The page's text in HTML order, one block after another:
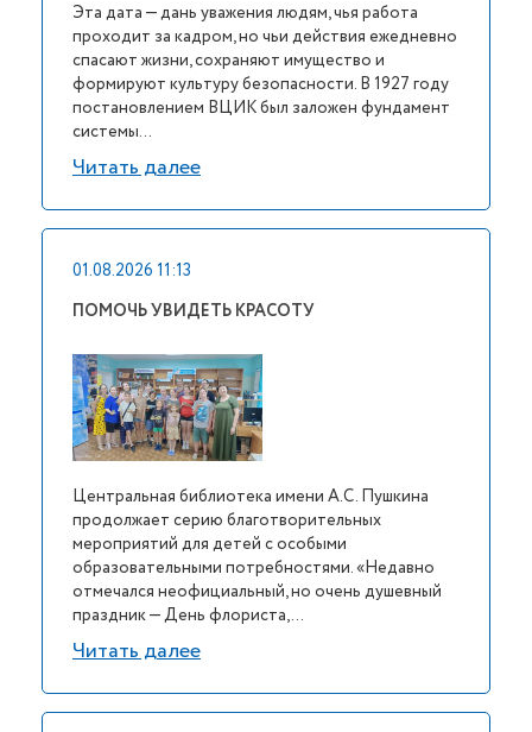
Эта дата — дань уважения людям, чья работа
проходит за кадром, но чьи действия ежедневно
спасают жизни, сохраняют имущество и
формируют культуру безопасности. В 1927 году
постановлением ВЦИК был заложен фундамент
системы...
Читать далее
01.08.2026 11:13
ПОМОЧЬ УВИДЕТЬ КРАСОТУ
Центральная библиотека имени А.С. Пушкина
продолжает серию благотворительных
мероприятий для детей с особыми
образовательными потребностями. «Недавно
отмечался неофициальный, но очень душевный
праздник — День флориста, ...
Читать далее